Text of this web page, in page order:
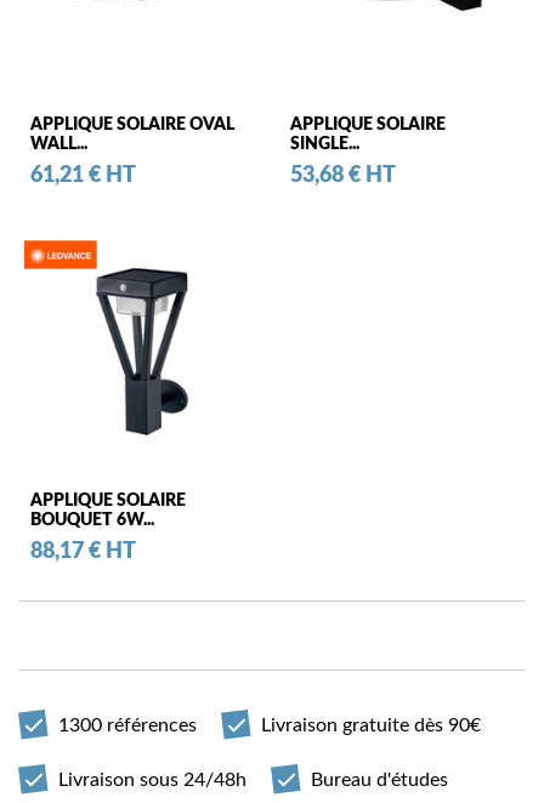
APPLIQUE SOLAIRE OVAL
WALL...
Prix
61,21 € HT
APPLIQUE SOLAIRE
SINGLE...
Prix
53,68 € HT
APPLIQUE SOLAIRE
BOUQUET 6W...
Prix
88,17 € HT
1300 références Livraison gratuite dès 90€
Livraison sous 24/48h Bureau d'études